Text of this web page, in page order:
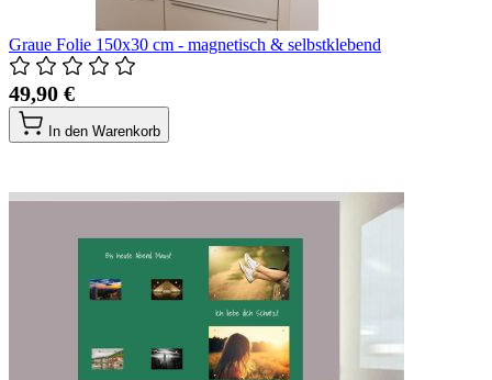
Graue Folie 150x30 cm - magnetisch & selbstklebend
49,90 €
In den Warenkorb